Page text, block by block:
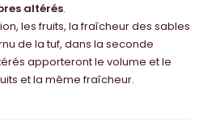
altérés.
les fruits, la fraîcheur des sables
de la tuf, dans la seconde
apporteront le volume et le
et la même fraîcheur.